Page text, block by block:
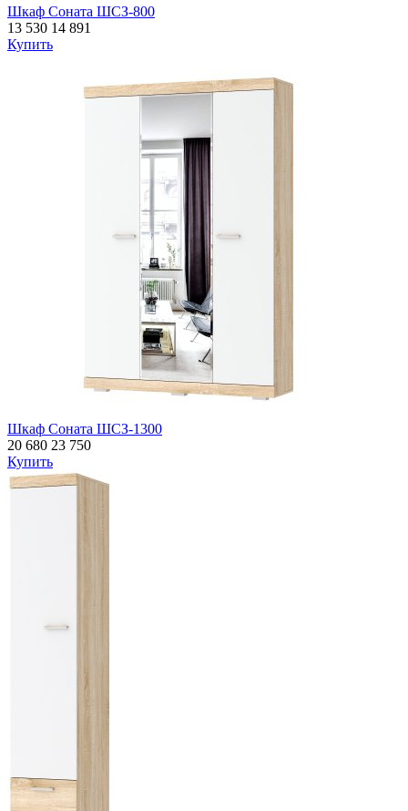
Шкаф Соната ШСЗ-800
13 530 14 891
Купить
Шкаф Соната ШСЗ-1300
20 680 23 750
Купить